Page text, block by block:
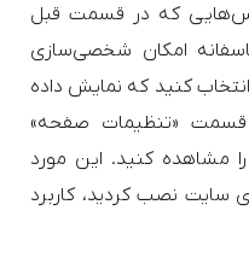
که در قسمت قبل
امکان شخصی‌سازی
کنید که نمایش داده
قسمت «تنظیمات صفحه»
مشاهده کنید. این مورد
سایت نصب کردید، کاربرد